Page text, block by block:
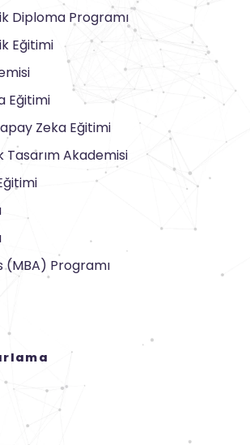
Diploma Programı
Eğitimi
Eğitimi
Zeka Eğitimi
Tasarım Akademisi
(MBA) Programı